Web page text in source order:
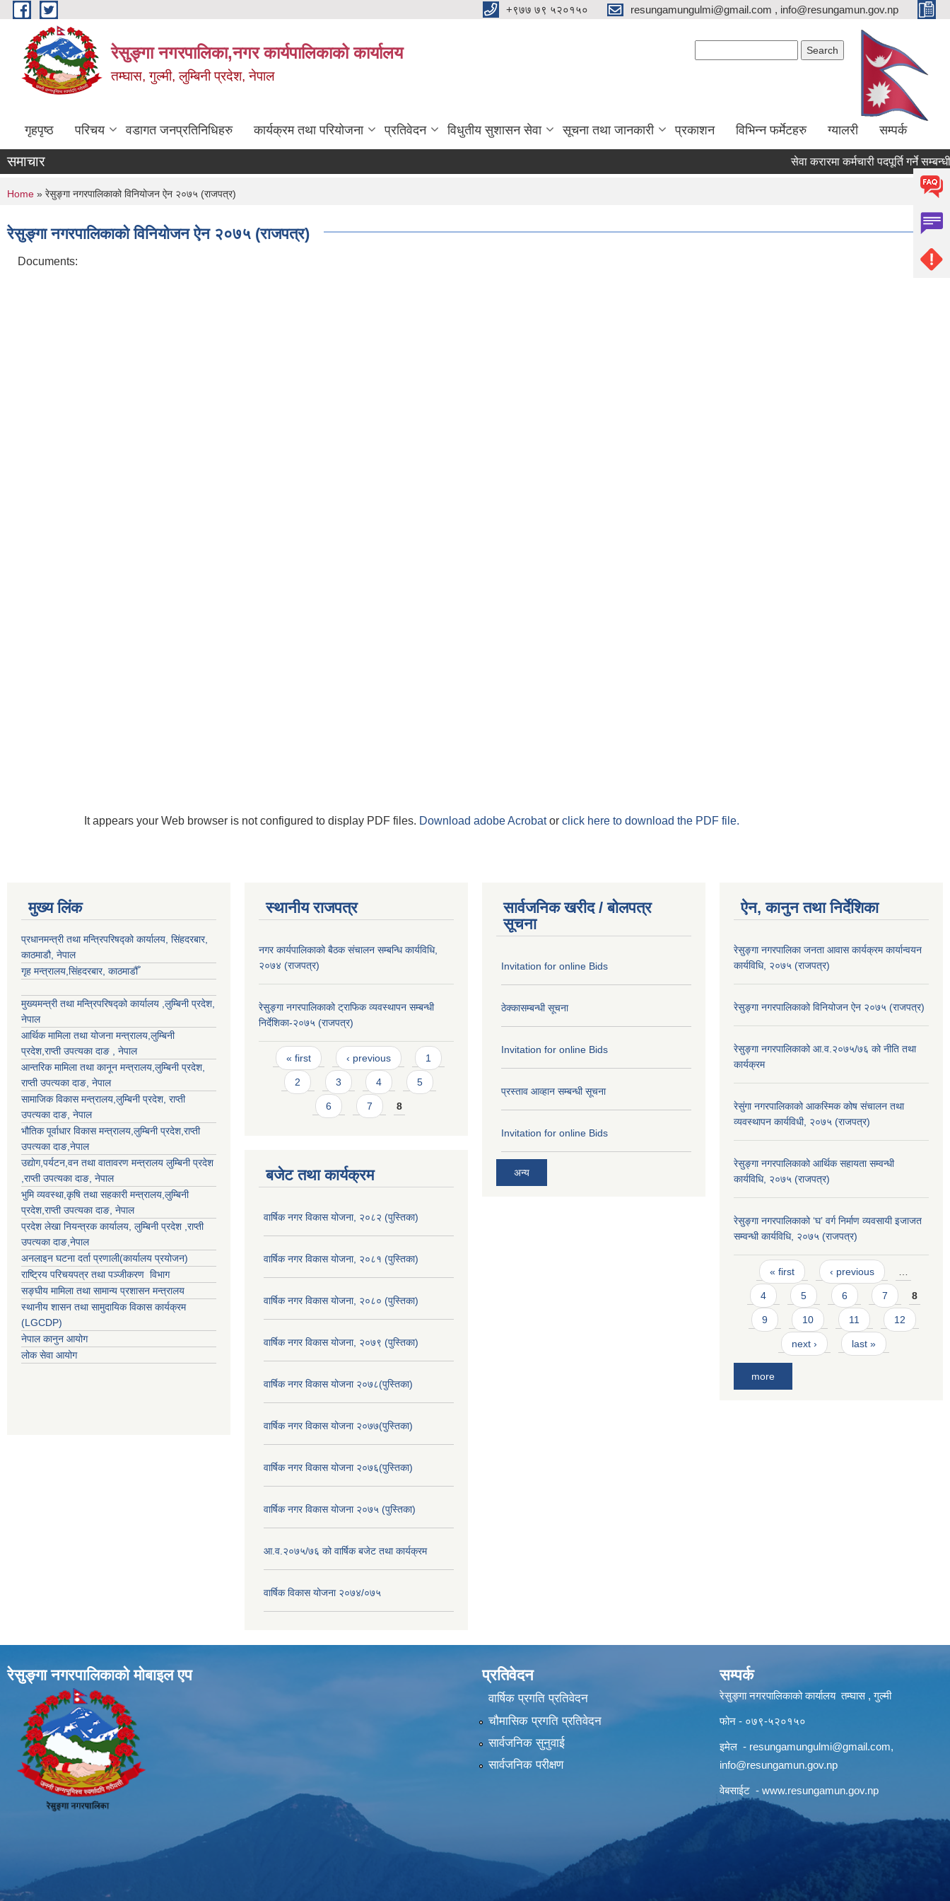
Skip to main content +९७७ ७९ ५२०१५० resungamungulmi@gmail.com , info@resungamun.gov.np
रेसुङ्गा नगरपालिका,नगर कार्यपालिकाको कार्यालय
तम्घास, गुल्मी, लुम्बिनी प्रदेश, नेपाल
गृहपृष्ठ परिचय वडागत जनप्रतिनिधिहरु कार्यक्रम तथा परियोजना प्रतिवेदन विधुतीय सुशासन सेवा सूचना तथा जानकारी प्रकाशन विभिन्न फर्मेटहरु ग्यालरी सम्पर्क
समाचार सेवा करारमा कर्मचारी पदपूर्ति गर्ने सम्बन्धी
You are here
Home » रेसुङ्गा नगरपालिकाको विनियोजन ऐन २०७५ (राजपत्र)
रेसुङ्गा नगरपालिकाको विनियोजन ऐन २०७५ (राजपत्र)
Documents:
It appears your Web browser is not configured to display PDF files. Download adobe Acrobator click here to download the PDF file.
मुख्य लिंक
प्रधानमन्त्री तथा मन्त्रिपरिषद्को कार्यालय, सिंहदरबार,
काठमाडौ, नेपाल
गृह मन्त्रालय,सिंहदरबार, काठमाडौँ
मुख्यमन्त्री तथा मन्त्रिपरिषद्को कार्यालय ,लुम्बिनी प्रदेश,
नेपाल
आर्थिक मामिला तथा योजना मन्त्रालय, लुम्बिनी
प्रदेश ,राप्ती उपत्यका दाङ , नेपाल
आन्तरिक मामिला तथा कानून मन्त्रालय, लुम्बिनी प्रदेश
राप्ती उपत्यका दाङ , नेपाल
सामाजिक विकास मन्त्रालय, लुम्बिनी प्रदेश राप्ती
उपत्यका दाङ , नेपाल
भौतिक पूर्वाधार विकास मन्त्रालय, लुम्बिनी प्रदेश राप्ती
उपत्यका दाङ ,नेपाल
उद्याेग,पर्यटन,वन तथा वातावरण मन्त्रालय लुम्बिनी प्रदेश
राप्ती उपत्यका दाङ , नेपाल
भुमि व्यवस्था,कृषि तथा सहकारी मन्त्रालय, लुम्बिनी
प्रदेश राप्ती उपत्यका दाङ , नेपाल
प्रदेश लेखा नियन्त्रक कार्यालय, लुम्बिनी प्रदेश राप्ती
उपत्यका दाङ ,नेपाल
अनलाइन घटना दर्ता प्रणाली(कार्यालय प्रयोजन)
राष्ट्रिय परिचयपत्र तथा पञ्जीकरण विभाग
सङ्घीय मामिला तथा सामान्य प्रशासन मन्त्रालय
स्थानीय शासन तथा सामुदायिक विकास कार्यक्रम
(LGCDP)
नेपाल कानुन आयोग
लोक सेवा आयोग
स्थानीय राजपत्र
नगर कार्यपालिकाको बैठक संचालन सम्बन्धि कार्यविधि,
२०७४ (राजपत्र)
रेसुङ्गा नगरपालिकाको ट्राफिक व्यवस्थापन सम्बन्धी
निर्देशिका-२०७५ (राजपत्र)
Pages
« first ‹ previous 1
2 3 4 5
6 7 8
बजेट तथा कार्यक्रम
वार्षिक नगर विकास योजना, २०८२ (पुस्तिका)
वार्षिक नगर विकास योजना, २०८१ (पुस्तिका)
वार्षिक नगर विकास योजना, २०८० (पुस्तिका)
वार्षिक नगर विकास योजना, २०७९ (पुस्तिका)
वार्षिक नगर विकास योजना २०७८(पुस्तिका)
वार्षिक नगर विकास योजना २०७७(पुस्तिका)
वार्षिक नगर विकास योजना २०७६(पुस्तिका)
वार्षिक नगर विकास योजना २०७५ (पुस्तिका)
आ.व.२०७५/७६ को वार्षिक बजेट तथा कार्यक्रम
वार्षिक विकास योजना २०७४/०७५
सार्वजनिक खरीद / बोलपत्र
सूचना
Invitation for online Bids
ठेक्कासम्बन्धी सूचना
Invitation for online Bids
प्रस्ताव आव्हान सम्बन्धी सूचना
Invitation for online Bids
अन्य
ऐन, कानुन तथा निर्देशिका
रेसुङ्गा नगरपालिका जनता आवास कार्यक्रम कार्यान्वयन
कार्यविधि, २०७५ (राजपत्र)
रेसुङ्गा नगरपालिकाको विनियोजन ऐन २०७५ (राजपत्र)
रेसुङ्गा नगरपालिकाको आ.व.२०७५/७६ को नीति तथा
कार्यक्रम
रेसुंगा नगरपालिकाको आकस्मिक कोष संचालन तथा
व्यवस्थापन कार्यविधी, २०७५ (राजपत्र)
रेसुङ्गा नगरपालिकाको आर्थिक सहायता सम्वन्धी
कार्यविधि, २०७५ (राजपत्र)
रेसुङ्गा नगरपालिकाको ‘घ’ वर्ग निर्माण व्यवसायी इजाजत
सम्वन्धी कार्यविधि, २०७५ (राजपत्र)
Pages
« first ‹ previous
4 5 6 7 8
9 10 11 12
next › last »
more
रेसुङ्गा नगरपालिकाकाे माेबाइल एप प्रतिवेदन
वार्षिक प्रगति प्रतिवेदन
चौमासिक प्रगति प्रतिवेदन
सार्वजनिक सुनुवाई
सार्वजनिक परीक्षण
सम्पर्क
रेसुङ्गा नगरपालिकाको कार्यालय तम्घास , गुल्मी
फोन - ०७९-५२०१५०
इमेल - resungamungulmi@gmail.com,
info@resungamun.gov.np
वेबसाईट - www.resungamun.gov.np